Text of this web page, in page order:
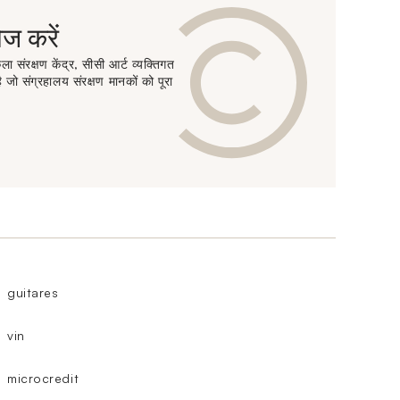
करें
संरक्षण केंद्र, सीसी आर्ट व्यक्तिगत
संग्रहालय संरक्षण मानकों को पूरा
guitares
vin
microcredit